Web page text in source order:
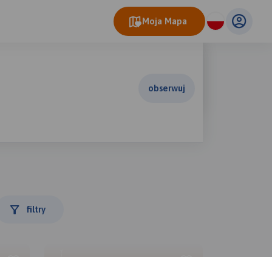
Moja Mapa
obserwuj
filtry